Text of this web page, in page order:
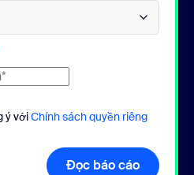
ý vớiChính sách quyền riêng
Đọc báo cáo